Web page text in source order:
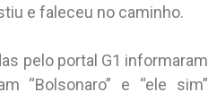
e faleceu no caminho.
pelo portal G1 informaram
“Bolsonaro” e “ele sim”